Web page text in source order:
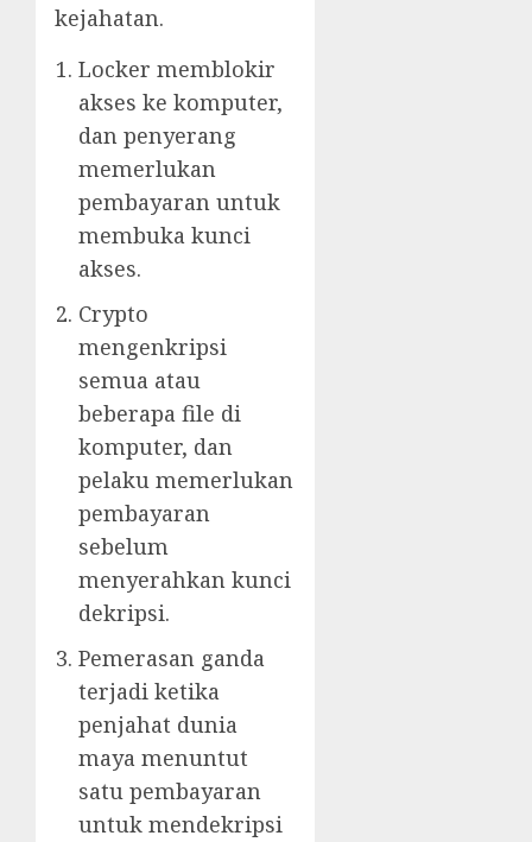
kejahatan.
Locker memblokir
akses ke komputer,
dan penyerang
memerlukan
pembayaran untuk
membuka kunci
akses.
Crypto
mengenkripsi
semua atau
beberapa file di
komputer, dan
pelaku memerlukan
pembayaran
sebelum
menyerahkan kunci
dekripsi.
Pemerasan ganda
terjadi ketika
penjahat dunia
maya menuntut
satu pembayaran
untuk mendekripsi